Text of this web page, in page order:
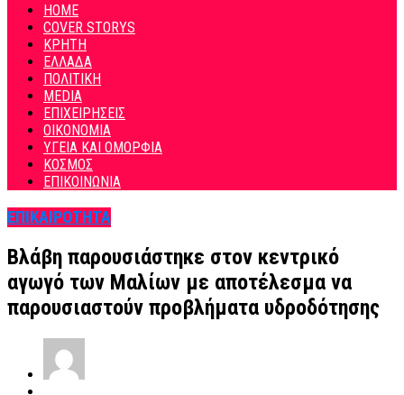
HOME
COVER STORYS
ΚΡΗΤΗ
ΕΛΛΑΔΑ
ΠΟΛΙΤΙΚΗ
MEDIA
ΕΠΙΧΕΙΡΗΣΕΙΣ
ΟΙΚΟΝΟΜΙΑ
ΥΓΕΙΑ ΚΑΙ ΟΜΟΡΦΙΑ
ΚΟΣΜΟΣ
ΕΠΙΚΟΙΝΩΝΙΑ
ΕΠΙΚΑΙΡΟΤΗΤΑ
Βλάβη παρουσιάστηκε στον κεντρικό
αγωγό των Μαλίων με αποτέλεσμα να
παρουσιαστούν προβλήματα υδροδότησης